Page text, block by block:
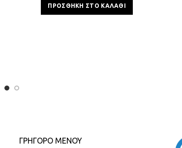
ΠΡΟΣΘΉΚΗ ΣΤΟ ΚΑΛΆΘΙ
ΓΡΉΓΟΡΟ ΜΕΝΟΎ